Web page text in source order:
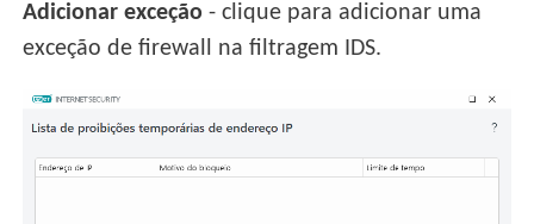
Adicionar exceção - clique para adicionar uma
exceção de firewall na filtragem IDS.